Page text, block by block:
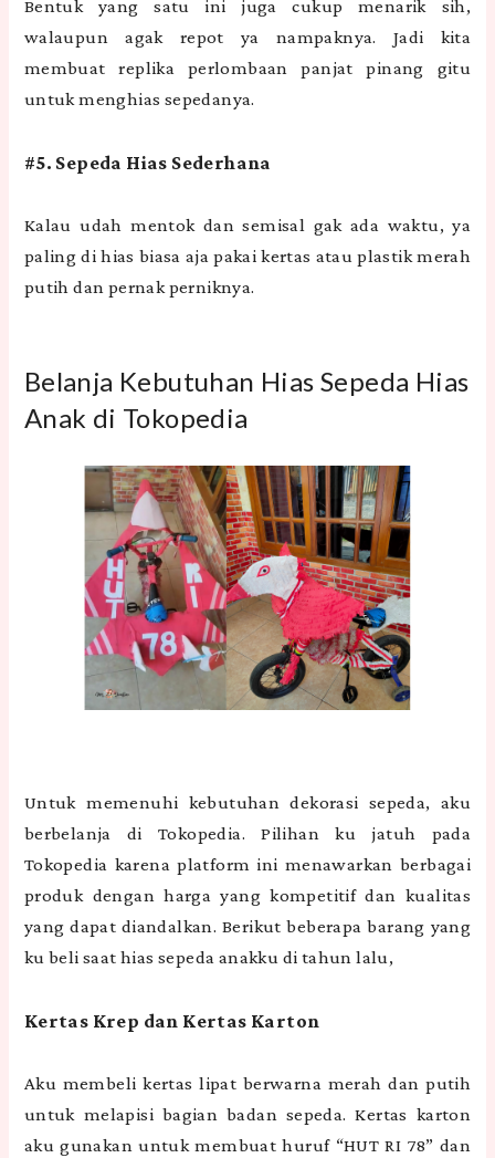
Bentuk yang satu ini juga cukup menarik sih,
walaupun agak repot ya nampaknya. Jadi kita
membuat replika perlombaan panjat pinang gitu
untuk menghias sepedanya.
#5. Sepeda Hias Sederhana
Kalau udah mentok dan semisal gak ada waktu, ya
paling di hias biasa aja pakai kertas atau plastik merah
putih dan pernak perniknya.
Belanja Kebutuhan Hias Sepeda Hias
Anak di Tokopedia
Untuk memenuhi kebutuhan dekorasi sepeda, aku
berbelanja di Tokopedia. Pilihan ku jatuh pada
Tokopedia karena platform ini menawarkan berbagai
produk dengan harga yang kompetitif dan kualitas
yang dapat diandalkan. Berikut beberapa barang yang
ku beli saat hias sepeda anakku di tahun lalu,
Kertas Krep dan Kertas Karton
Aku membeli kertas lipat berwarna merah dan putih
untuk melapisi bagian badan sepeda. Kertas karton
aku gunakan untuk membuat huruf “HUT RI 78” dan